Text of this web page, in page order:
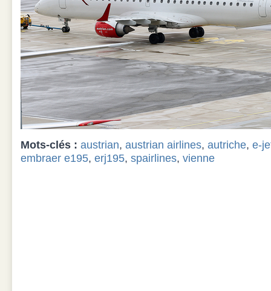
Mots-clés : austrian, austrian airlines, autriche, e-
embraer e195, erj195, spairlines, vienne